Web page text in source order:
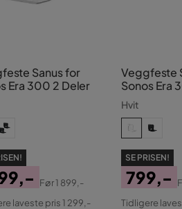
Sanus for
Era 300 2 Deler
Før1 899,-
laveste pris 1 299,-
Veggfeste
Sonos Era
Hvit
SE PRISEN!
Pris
799,-
Tidligere